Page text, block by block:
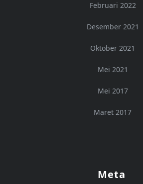
Februari 2022
Desember 2021
Oktober 2021
Mei 2021
Mei 2017
Maret 2017
Meta